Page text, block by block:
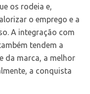
os rodeia e,
o emprego e a
A integração com
tendem a
da marca, a melhor
a conquista